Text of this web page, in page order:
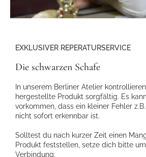
EXKLUSIVER REPERATURSERVICE
Die schwarzen Schafe
In unserem Berliner Atelier
hergestellte Produkt sorgfältig. Es
vorkommen, dass ein kleiner Fehler
nicht sofort erkennbar ist.
Solltest du nach kurzer Zeit einen
Produkt feststellen, setze dich bitte
Verbindung.